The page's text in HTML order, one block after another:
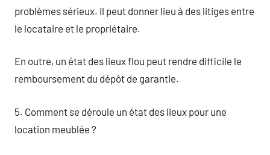
problèmes sérieux. Il peut donner lieu à des litiges entre
le locataire et le propriétaire.
En outre, un état des lieux flou peut rendre difficile le
remboursement du dépôt de garantie.
5. Comment se déroule un état des lieux pour une
location meublée ?